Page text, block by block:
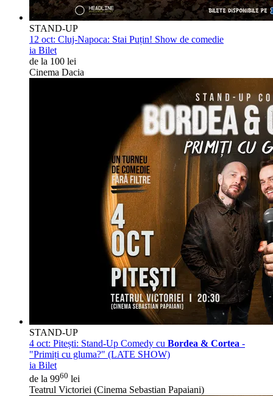
STAND-UP
12 oct: Cluj-Napoca: Stai Puțin! Show de comedie
ia Bilet
de la 100 lei
Cinema Dacia
STAND-UP
4 oct: Pitești: Stand-Up Comedy cu Bordea & Cortea -
"Primiți cu gluma?" (LATE SHOW)
ia Bilet
de la 9960 lei
Teatrul Victoriei (Cinema Sebastian Papaiani)